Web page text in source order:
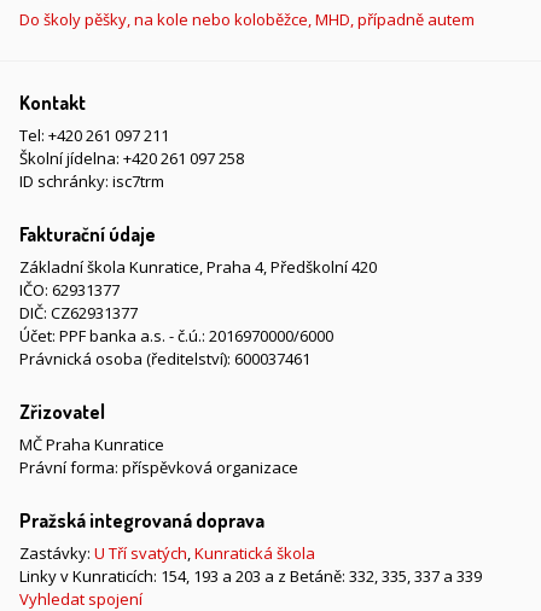
Do školy pěšky, na kole nebo koloběžce, MHD, případně autem
Kontakt
Tel: +420 261 097 211
Školní jídelna: +420 261 097 258
ID schránky: isc7trm
Fakturační údaje
Základní škola Kunratice, Praha 4, Předškolní 420
IČO: 62931377
DIČ: CZ62931377
Účet: PPF banka a.s. - č.ú.: 2016970000/6000
Právnická osoba (ředitelství): 600037461
Zřizovatel
MČ Praha Kunratice
Právní forma: příspěvková organizace
Pražská integrovaná doprava
Zastávky: U Tří svatých,Kunratická škola
Linky v Kunraticích: 154, 193 a 203 a z Betáně: 332, 335, 337 a 339
Vyhledat spojení